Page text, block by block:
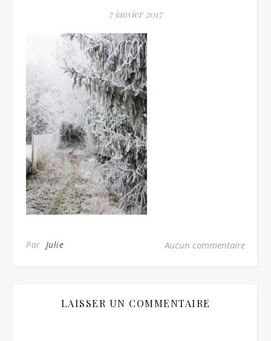
7 janvier 2017
Par Julie Aucun commentaire
LAISSER UN COMMENTAIRE